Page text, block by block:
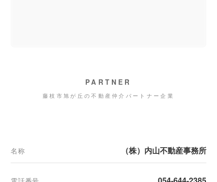
PARTNER
藤枝市旭が丘の不動産仲介パートナー企業
名称 （株）内山不動産事務所